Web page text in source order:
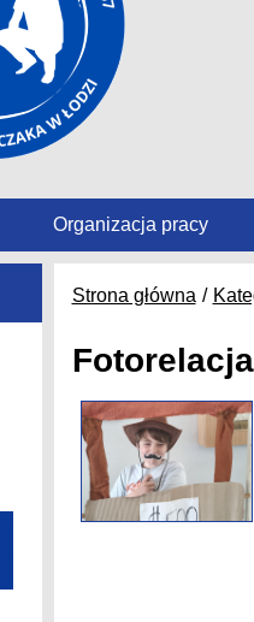
Organizacja pracy
Strona główna